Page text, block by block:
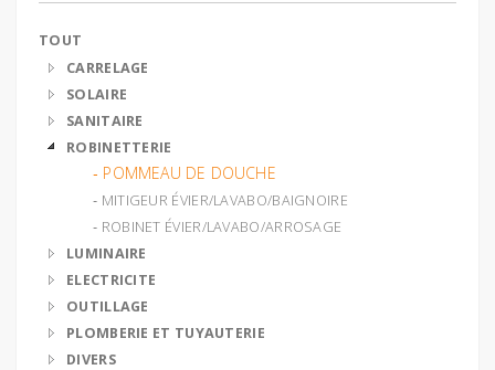
TOUT
CARRELAGE
SOLAIRE
SANITAIRE
ROBINETTERIE
‐ POMMEAU DE DOUCHE
‐ MITIGEUR ÉVIER/LAVABO/BAIGNOIRE
‐ ROBINET ÉVIER/LAVABO/ARROSAGE
LUMINAIRE
ELECTRICITE
OUTILLAGE
PLOMBERIE ET TUYAUTERIE
DIVERS